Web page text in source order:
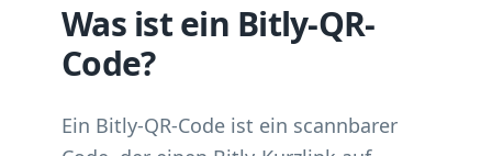
Was ist ein Bitly-QR-
Code?
Ein Bitly-QR-Code ist ein scannbarer